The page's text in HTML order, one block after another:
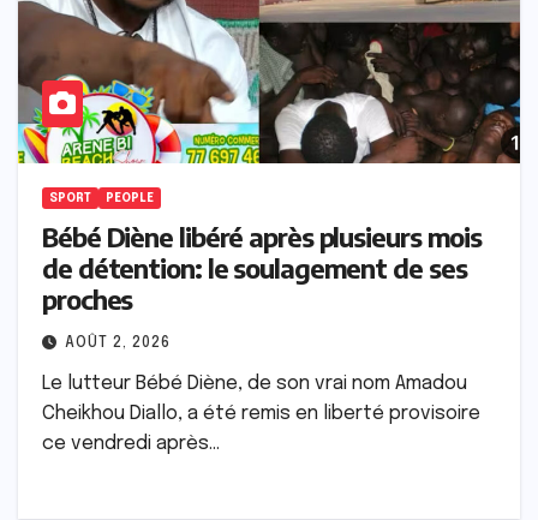
SPORT PEOPLE
Bébé Diène libéré après plusieurs mois
de détention: le soulagement de ses
proches
AOÛT 2, 2026
Le lutteur Bébé Diène, de son vrai nom Amadou
Cheikhou Diallo, a été remis en liberté provisoire
ce vendredi après…